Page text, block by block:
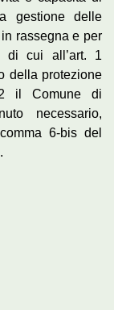
gestione delle
rassegna e per
di cui all’art. 1
della protezione
il Comune di
necessario,
6-bis del